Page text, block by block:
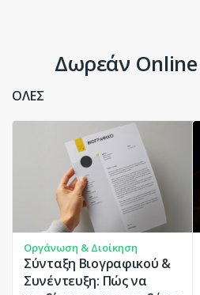
Δωρεάν Online
ΟΛΕΣ
Οργάνωση & Διοίκηση
Σύνταξη Βιογραφικού &
Συνέντευξη: Πώς να